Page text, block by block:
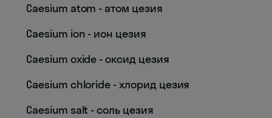
Caesium atom - атом цезия
Caesium ion - ион цезия
Caesium oxide - оксид цезия
Caesium chloride - хлорид цезия
Caesium salt - соль цезия